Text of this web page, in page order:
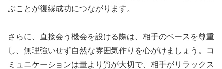
ぶことが復縁成功につながります。
さらに、直接会う機会を設ける際は、相手のペースを尊重
し、無理強いせず自然な雰囲気作りを心がけましょう。コ
ミュニケーションは量より質が大切で、相手がリラックス